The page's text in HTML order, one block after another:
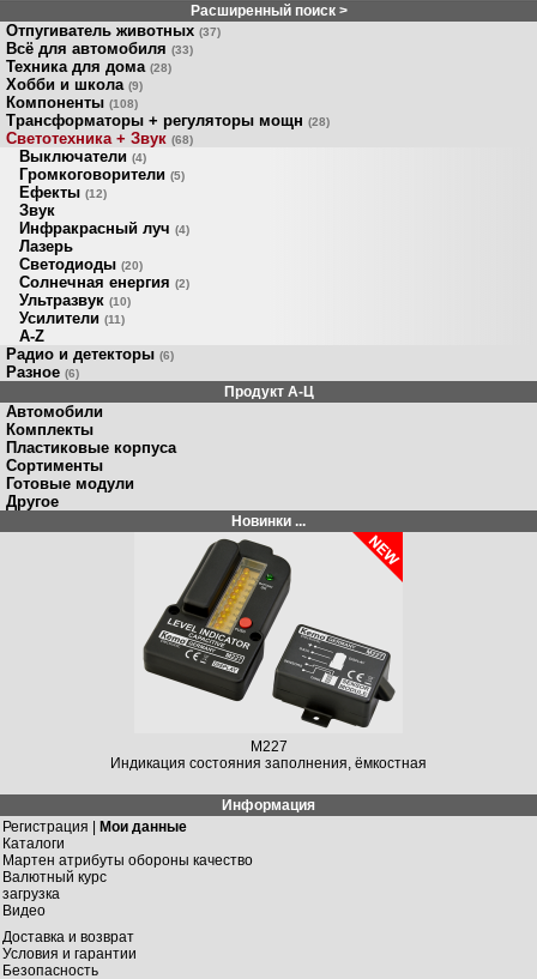
Расширенный поиск >
Отпугиватель животных (37)
Всё для автомобиля (33)
Техника для дома (28)
Хобби и школа (9)
Компоненты (108)
Трансформаторы + регуляторы мощн (28)
Светотехника + Звук (68)
Выключатели (4)
Громкоговорители (5)
Ефекты (12)
Звук
Инфракрасный луч (4)
Лазерь
Светодиоды (20)
Солнечная енергия (2)
Ультразвук (10)
Усилители (11)
A-Z
Радио и детекторы (6)
Разное (6)
Продукт A-Ц
Автомобили
Комплекты
Пластиковые корпуса
Сортименты
Готовые модули
Другое
Новинки ...
M227
Индикация состояния заполнения, ёмкостная
Информация
Регистрация | Мои данные
Каталоги
Мартен атрибуты обороны качество
Валютный курс
загрузка
Видео
Доставка и возврат
Условия и гарантии
Безопасность